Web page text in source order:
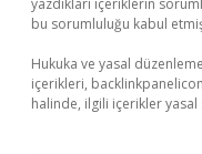
yazdıkları içeriklerin
bu sorumluluğu kabul etmiş
Hukuka ve yasal
içerikleri,
halinde, ilgili içerikler yasal